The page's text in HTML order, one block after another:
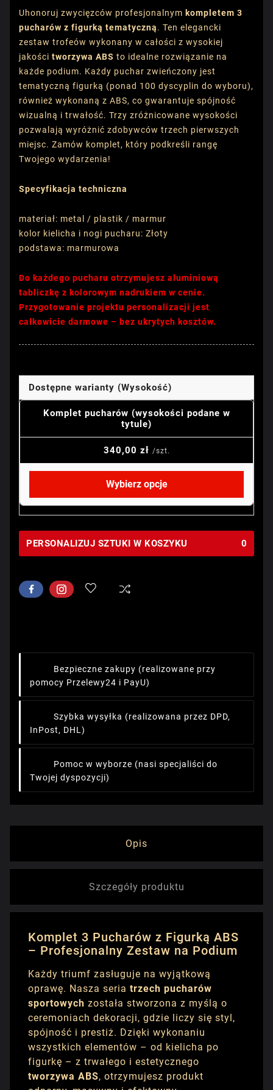
Uhonoruj zwycięzców profesjonalnym kompletem 3
pucharów z figurką tematyczną. Ten elegancki
zestaw trofeów wykonany w całości z wysokiej
jakości tworzywa ABS to idealne rozwiązanie na
każde podium. Każdy puchar zwieńczony jest
tematyczną figurką (ponad 100 dyscyplin do wyboru),
również wykonaną z ABS, co gwarantuje spójność
wizualną i trwałość. Trzy zróżnicowane wysokości
pozwalają wyróżnić zdobywców trzech pierwszych
miejsc. Zamów komplet, który podkreśli rangę
Twojego wydarzenia!
Specyfikacja techniczna
materiał: metal / plastik / marmur
kolor kielicha i nogi pucharu: Złoty
podstawa: marmurowa
Do każdego pucharu otrzymujesz aluminiową
tabliczkę z kolorowym nadrukiem w cenie.
Przygotowanie projektu personalizacji jest
całkowicie darmowe – bez ukrytych kosztów.
Dostępne warianty (Wysokość)
Komplet pucharów (wysokości podane w
tytule)
340,00 zł /szt.
Wybierz opcje
PERSONALIZUJ SZTUKI W KOSZYKU 0
Bezpieczne zakupy (realizowane przy
pomocy Przelewy24 i PayU)
Szybka wysyłka (realizowana przez DPD,
InPost, DHL)
Pomoc w wyborze (nasi specjaliści do
Twojej dyspozycji)
Opis
Szczegóły produktu
Komplet 3 Pucharów z Figurką ABS
– Profesjonalny Zestaw na Podium
Każdy triumf zasługuje na wyjątkową
oprawę. Nasza seria trzech pucharów
sportowych została stworzona z myślą o
ceremoniach dekoracji, gdzie liczy się styl,
spójność i prestiż. Dzięki wykonaniu
wszystkich elementów – od kielicha po
figurkę – z trwałego i estetycznego
tworzywa ABS, otrzymujesz produkt